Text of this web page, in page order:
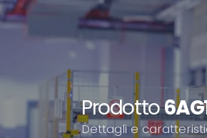
Prodotto
Dettagli e